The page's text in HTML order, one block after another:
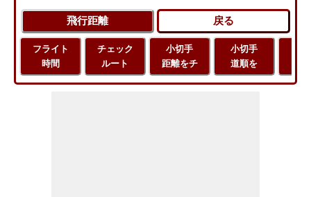
フライト
時間
チェック
ルート
小切手
距離をチ
小切手
道順を